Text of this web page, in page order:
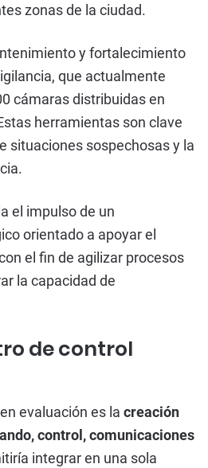
zonas de la ciudad.
y fortalecimiento
que actualmente
cámaras distribuidas en
herramientas son clave
situaciones sospechosas y la
el impulso de un
orientado a apoyar el
el fin de agilizar procesos
la capacidad de
de control
evaluación es la creación
control, comunicaciones
integrar en una sola